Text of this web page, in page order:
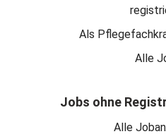
Als
Alle
Jobs ohne
Alle